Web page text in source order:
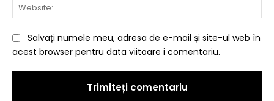
Salvați numele meu, adresa de e-mail și site-ul web în
acest browser pentru data viitoare i comentariu.